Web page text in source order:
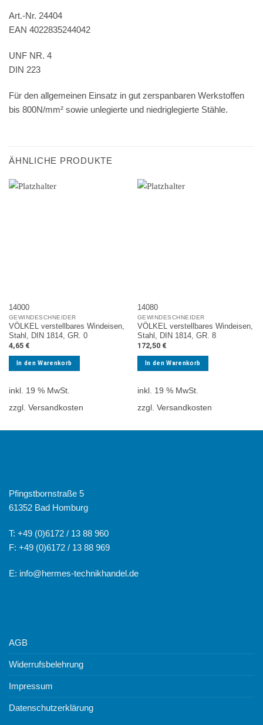
Art.-Nr. 24404
EAN 4022835244042
UNF NR. 4
DIN 223
Für den allgemeinen Einsatz in gut zerspanbaren Werkstoffen
bis 800N/mm² sowie unlegierte und niedriglegierte Stähle.
ÄHNLICHE PRODUKTE
14000
GEWINDESCHNEIDER
VÖLKEL verstellbares Windeisen,
Stahl, DIN 1814, GR. 0
4,65 €
In den Warenkorb
inkl. 19 % MwSt.
zzgl. Versandkosten
14080
GEWINDESCHNEIDER
VÖLKEL verstellbares Windeisen,
Stahl, DIN 1814, GR. 8
172,50 €
In den Warenkorb
inkl. 19 % MwSt.
zzgl. Versandkosten
Pfingstbornstraße 5
61352 Bad Homburg
T: +49 (0)6172 / 13 88 960
F: +49 (0)6172 / 13 88 969
E: info@hermes-technikhandel.de
AGB
Widerrufsbelehrung
Impressum
Datenschutzerklärung